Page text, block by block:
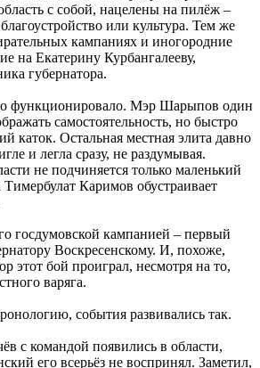
с собой, нацелены на пилёж –
или культура. Тем же
кампаниях и иногородние
на Екатерину Курбангалееву,
губернатора.
функционировало. Мэр Шарыпов один
самостоятельность, но быстро
каток. Остальная местная элита давно
и легла сразу, не раздумывая.
не подчиняется только маленький
Тимербулат Каримов обустраивает
госдумовской кампанией – первый
Воскресенскому. И, похоже,
этот бой проиграл, несмотря на то,
варяга.
события развивались так.
с командой появились в области,
его всерьёз не воспринял. Заметил,